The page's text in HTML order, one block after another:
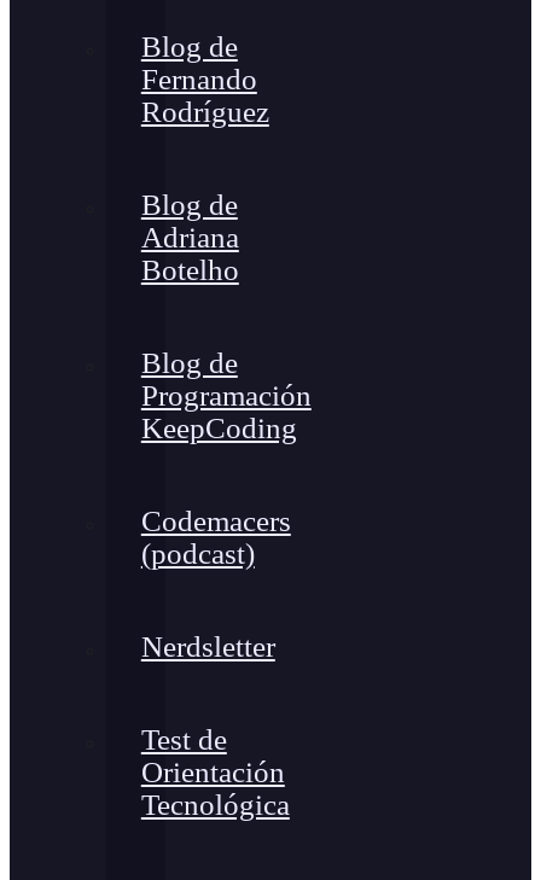
Blog de
Fernando
Rodríguez
Blog de
Adriana
Botelho
Blog de
Programación
KeepCoding
Codemacers
(podcast)
Nerdsletter
Test de
Orientación
Tecnológica